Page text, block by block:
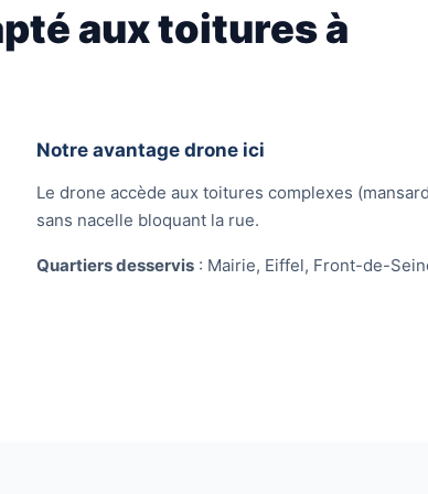
aux toitures à
Notre avantage drone ici
Le drone accède aux toitures complexes
sans nacelle bloquant la rue.
Quartiers desservis : Mairie, Eiffel, Front-de-